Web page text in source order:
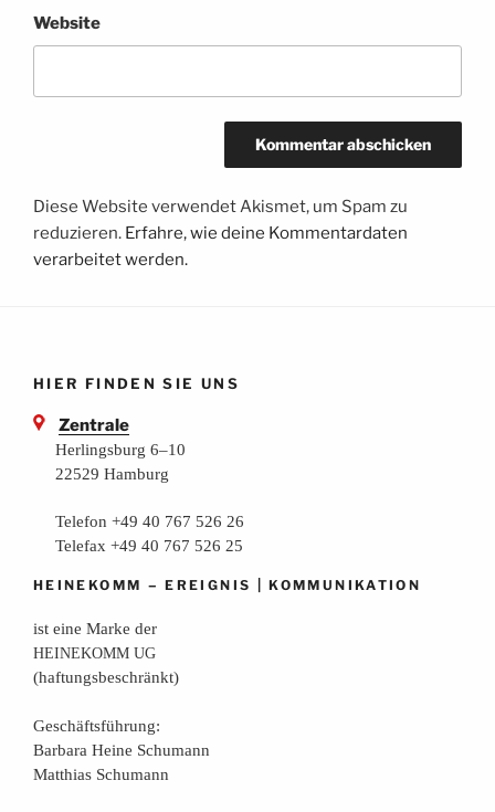
Website
Diese Website verwendet Akismet, um Spam zu
reduzieren. Erfahre, wie deine Kommentardaten
verarbeitet werden.
HIER FINDEN SIE UNS
Zentrale
Herlingsburg 6–10
22529 Hamburg
Telefon +49 40 767 526 26
Telefax +49 40 767 526 25
HEINEKOMM –EREIGNIS |KOMMUNIKATION
ist eine Mar­ke der
HEINEKOMM UG
(haf­tungs­be­schränkt)
Geschäfts­füh­rung:
Bar­ba­ra Hei­ne Schumann
Mat­thi­as Schumann